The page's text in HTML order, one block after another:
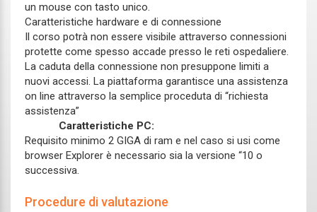
un mouse con tasto unico.
Caratteristiche hardware e di connessione
Il corso potrà non essere visibile attraverso connessioni
protette come spesso accade presso le reti ospedaliere.
La caduta della connessione non presuppone limiti a
nuovi accessi. La piattaforma garantisce una assistenza
on line attraverso la semplice proceduta di “richiesta
assistenza”
Caratteristiche PC:
Requisito minimo 2 GIGA di ram e nel caso si usi come
browser Explorer è necessario sia la versione “10 o
successiva.
Procedure di valutazione